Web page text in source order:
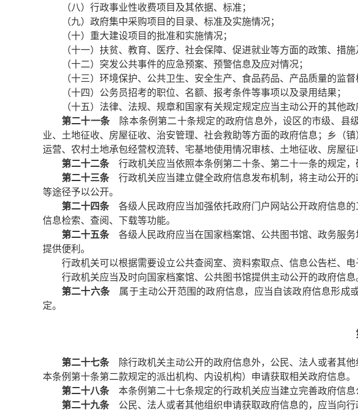
（八）行政事业性收费项目及其依据、标准；
（九）政府集中采购项目的目录、标准及实施情况；
（十）重大建设项目的批准和实施情况；
（十一）扶贫、教育、医疗、社会保障、促进就业等方面的政策、措施
（十二）突发公共事件的应急预案、预警信息及应对情况；
（十三）环境保护、公共卫生、安全生产、食品药品、产品质量的监督
（十四）公务员招考的职位、名额、报考条件等事项以及录用结果；
（十五）法律、法规、规章和国家有关规定规定应当主动公开的其他政
第二十一条除本条例第二十条规定的政府信息外，设区的市级、县
业、土地征收、房屋征收、治安管理、社会救助等方面的政府信息；乡（
运营、农村土地承包经营权流转、宅基地使用情况审核、土地征收、房屋
第二十二条行政机关应当依照本条例第二十条、第二十一条的规定，
第二十三条行政机关应当建立健全政府信息发布机制，将主动公开的
等途径予以公开。
第二十四条各级人民政府应当加强依托政府门户网站公开政府信息的
信息检索、查阅、下载等功能。
第二十五条各级人民政府应当在国家档案馆、公共图书馆、政务服务
提供便利。
行政机关可以根据需要设立公共查阅室、资料索取点、信息公告栏、
行政机关应当及时向国家档案馆、公共图书馆提供主动公开的政府信息
第二十六条属于主动公开范围的政府信息，应当自该政府信息形成
定。
第二十七条除行政机关主动公开的政府信息外，公民、法人或者其他
本条例第十条第二款规定的派出机构、内设机构）申请获取相关政府信息。
第二十八条本条例第二十七条规定的行政机关应当建立完善政府信息
第二十九条公民、法人或者其他组织申请获取政府信息的，应当向行